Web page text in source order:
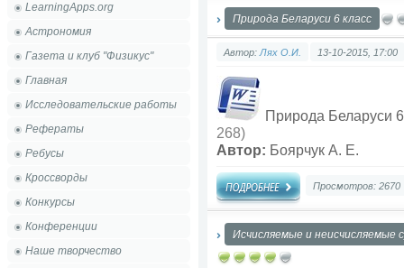
LearningApps.org
Астрономия
Газета и клуб "Физикус"
Главная
Исследовательские работы
Рефераты
Ребусы
Кроссворды
Конкурсы
Конференции
Наше творчество
Природа Беларуси 6 класс
Автор: Лях О.И. 13-10-2015, 17:00
Природа Беларуси
268)
Автор: Боярчук А. Е.
Просмотров: 2670
Исчисляемые и неисчисляемые